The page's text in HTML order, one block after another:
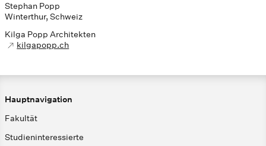
Stephan Popp
Winterthur, Schweiz
Kilga Popp Architekten
kilgapopp.ch
Hauptnavigation
Fakultät
Studieninteressierte